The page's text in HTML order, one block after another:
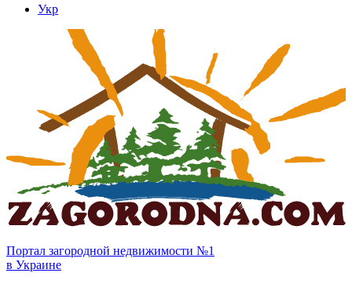
Укр
Портал загородной недвижимости №1
в Украине